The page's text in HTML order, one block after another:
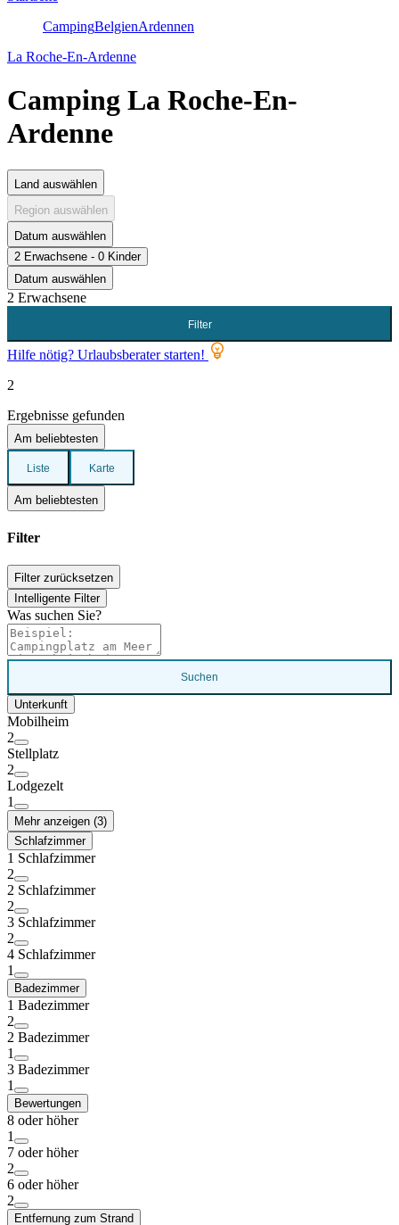
CampingBelgienArdennen
La Roche-En-Ardenne
Camping La Roche-En-
Ardenne
Land auswählen
Region auswählen
Datum auswählen
2 Erwachsene - 0 Kinder
Datum auswählen
2 Erwachsene
Filter
Hilfe nötig? Urlaubsberater starten!
2
Ergebnisse gefunden
Am beliebtesten
Liste Karte
Am beliebtesten
Filter
Filter zurücksetzen
Intelligente Filter
Was suchen Sie?
Suchen
Unterkunft
Mobilheim
2
Stellplatz
2
Lodgezelt
1
Mehr anzeigen (3)
Schlafzimmer
1 Schlafzimmer
2
2 Schlafzimmer
2
3 Schlafzimmer
2
4 Schlafzimmer
1
Badezimmer
1 Badezimmer
2
2 Badezimmer
1
3 Badezimmer
1
Bewertungen
8 oder höher
1
7 oder höher
2
6 oder höher
2
Entfernung zum Strand